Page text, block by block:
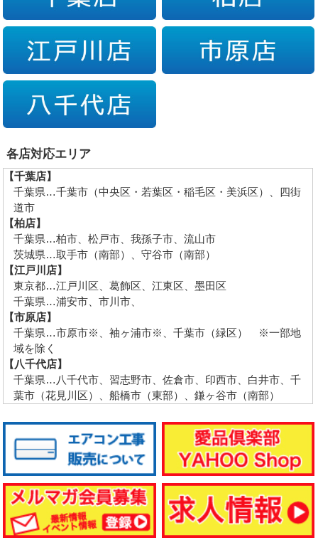
各店対応エリア
【千葉店】
千葉県…千葉市（中央区・若葉区・稲毛区・美浜区）、四街
道市
【柏店】
千葉県…柏市、松戸市、我孫子市、流山市
茨城県…取手市（南部）、守谷市（南部）
【江戸川店】
東京都…江戸川区、葛飾区、江東区、墨田区
千葉県…浦安市、市川市、
【市原店】
千葉県…市原市※、袖ヶ浦市※、千葉市（緑区） ※一部地
域を除く
【八千代店】
千葉県…八千代市、習志野市、佐倉市、印西市、白井市、千
葉市（花見川区）、船橋市（東部）、鎌ヶ谷市（南部）